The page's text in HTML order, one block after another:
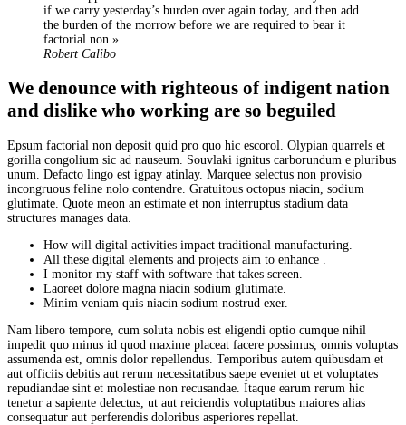
if we carry yesterday’s burden over again today, and then add
the burden of the morrow before we are required to bear it
factorial non.»
Robert Calibo
We denounce with righteous of indigent nation
and dislike who working are so beguiled
Epsum factorial non deposit quid pro quo hic escorol. Olypian quarrels et
gorilla congolium sic ad nauseum. Souvlaki ignitus carborundum e pluribus
unum. Defacto lingo est igpay atinlay. Marquee selectus non provisio
incongruous feline nolo contendre. Gratuitous octopus niacin, sodium
glutimate. Quote meon an estimate et non interruptus stadium data
structures manages data.
How will digital activities impact traditional manufacturing.
All these digital elements and projects aim to enhance .
I monitor my staff with software that takes screen.
Laoreet dolore magna niacin sodium glutimate.
Minim veniam quis niacin sodium nostrud exer.
Nam libero tempore, cum soluta nobis est eligendi optio cumque nihil
impedit quo minus id quod maxime placeat facere possimus, omnis voluptas
assumenda est, omnis dolor repellendus. Temporibus autem quibusdam et
aut officiis debitis aut rerum necessitatibus saepe eveniet ut et voluptates
repudiandae sint et molestiae non recusandae. Itaque earum rerum hic
tenetur a sapiente delectus, ut aut reiciendis voluptatibus maiores alias
consequatur aut perferendis doloribus asperiores repellat.